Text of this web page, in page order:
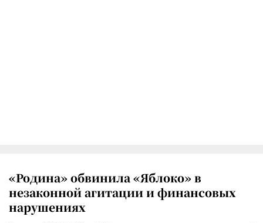
«Родина» обвинила «Яблоко» в
незаконной агитации и финансовых
нарушениях